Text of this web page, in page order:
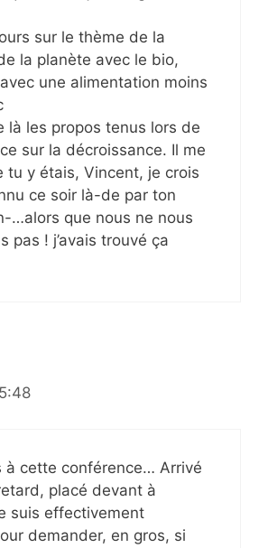
sur le thème de la
la planète avec le bio,
avec une alimentation moins
là les propos tenus lors de
sur la décroissance. Il me
tu y étais, Vincent, je crois
ce soir là-de par ton
…alors que nous ne nous
pas ! j’avais trouvé ça
à cette conférence… Arrivé
placé devant à
suis effectivement
demander, en gros, si